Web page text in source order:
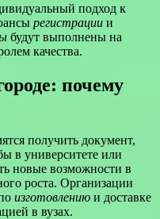
подход к
регистрации и
будут выполнены на
качества.
почему
получить документ,
в университете или
новые возможности в
роста. Организации
изготовлению и доставке
в вузах.